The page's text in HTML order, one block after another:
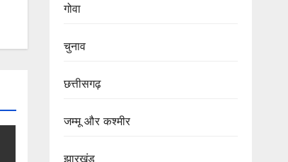
गोवा
चुनाव
छत्तीसगढ़
जम्मू और कश्मीर
झारखंड